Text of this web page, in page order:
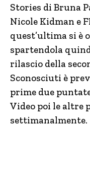
Stories di Bruna
Nicole Kidman e
quest’ultima si è
spartendola
rilascio della
Sconosciuti è
prime due
Video poi le altre
settimanalmente.